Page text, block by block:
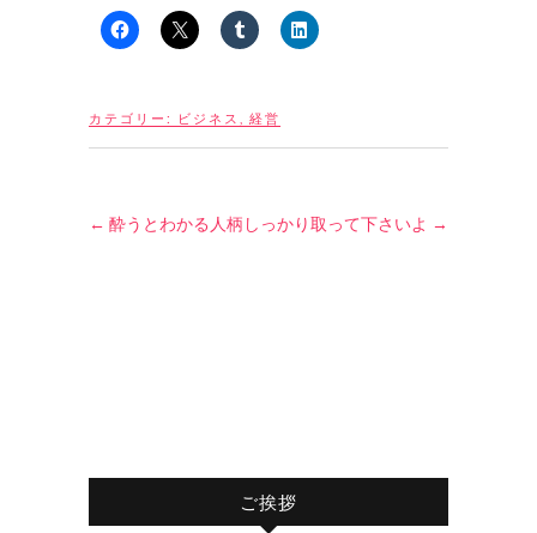
カテゴリー: ビジネス 経営
← 酔うとわかる人柄 しっかり取って下さいよ →
ご挨拶